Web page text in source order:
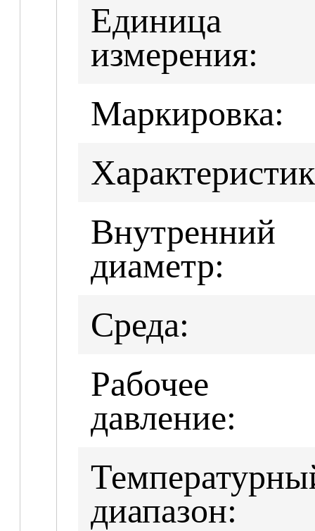
Единица
измерения:
Маркировка:
Внутренний
диаметр:
Среда:
Рабочее
давление:
диапазон: